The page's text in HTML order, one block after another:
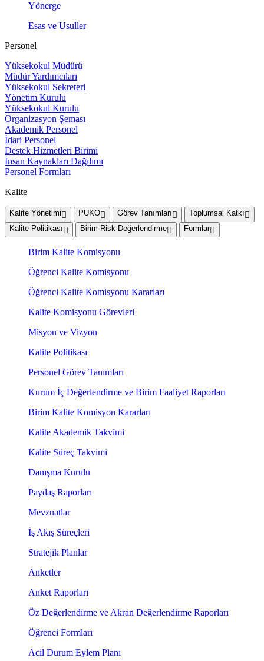
Yönerge
Esas ve Usuller
Personel
Yüksekokul Müdürü
Müdür Yardımcıları
Yüksekokul Sekreteri
Yönetim Kurulu
Yüksekokul Kurulu
Organizasyon Şeması
Akademik Personel
İdari Personel
Destek Hizmetleri Birimi
İnsan Kaynakları Dağılımı
Personel Formları
Kalite
Kalite Yönetimi PUKÖ Görev Tanımları
Toplumsal Katkı
Kalite Politikası
Birim Risk Değerlendirme Formlar
Birim Kalite Komisyonu
Öğrenci Kalite Komisyonu
Öğrenci Kalite Komisyonu Kararları
Kalite Komisyonu Görevleri
Misyon ve Vizyon
Kalite Politikası
Personel Görev Tanımları
Kurum İç Değerlendirme ve Birim Faaliyet Raporları
Birim Kalite Komisyon Kararları
Kalite Akademik Takvimi
Kalite Süreç Takvimi
Danışma Kurulu
Paydaş Raporları
Mevzuatlar
İş Akış Süreçleri
Stratejik Planlar
Anketler
Anket Raporları
Öz Değerlendirme ve Akran Değerlendirme Raporları
Öğrenci Formları
Acil Durum Eylem Planı